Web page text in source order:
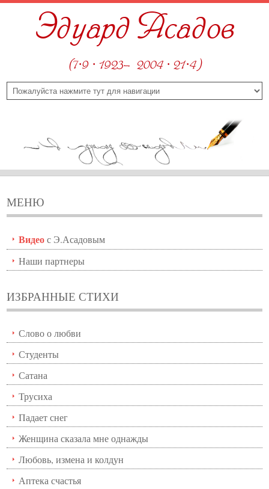
Эдуард Асадов
(7·9 · 1923—2004 · 21·4)
МЕНЮ
Видеос Э.Асадовым
Наши партнеры
ИЗБРАННЫЕ СТИХИ
Слово о любви
Студенты
Сатана
Трусиха
Падает снег
Женщина сказала мне однажды
Любовь, измена и колдун
Аптека счастья